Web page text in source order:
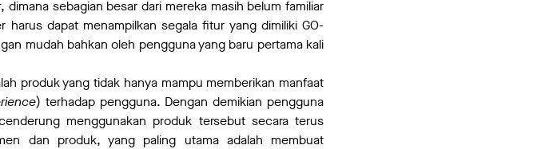
, dimana sebagian besar dari mereka masih belum familiar
harus dapat menampilkan segala fitur yang dimiliki GO-
mudah bahkan oleh pengguna yang baru pertama kali
produk yang tidak hanya mampu memberikan manfaat
) terhadap pengguna. Dengan demikian pengguna
menggunakan produk tersebut secara terus
dan produk, yang paling utama adalah membuat